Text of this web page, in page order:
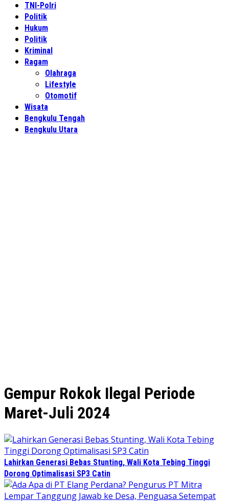
TNI-Polri
Politik
Hukum
Politik
Kriminal
Ragam
Olahraga
Lifestyle
Otomotif
Wisata
Bengkulu Tengah
Bengkulu Utara
Gempur Rokok Ilegal Periode
Maret-Juli 2024
Lahirkan Generasi Bebas Stunting, Wali Kota Tebing Tinggi
Dorong Optimalisasi SP3 Catin